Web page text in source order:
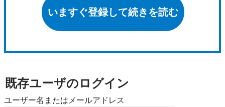
いますぐ登録して続きを読む
既存ユーザのログイン
ユーザー名またはメールアドレス